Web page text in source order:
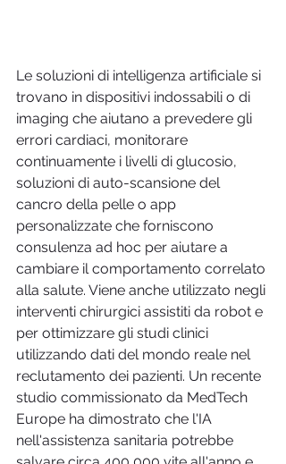
Le soluzioni di intelligenza artificiale si
trovano in dispositivi indossabili o di
imaging che aiutano a prevedere gli
errori cardiaci, monitorare
continuamente i livelli di glucosio,
soluzioni di auto-scansione del
cancro della pelle o app
personalizzate che forniscono
consulenza ad hoc per aiutare a
cambiare il comportamento correlato
alla salute. Viene anche utilizzato negli
interventi chirurgici assistiti da robot e
per ottimizzare gli studi clinici
utilizzando dati del mondo reale nel
reclutamento dei pazienti. Un recente
studio commissionato da MedTech
Europe ha dimostrato che l'IA
nell'assistenza sanitaria potrebbe